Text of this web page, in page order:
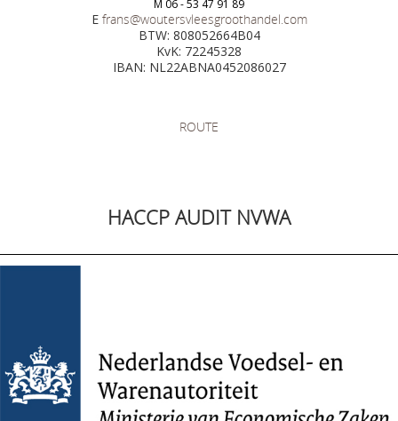
M 06 - 53 47 91 89
E frans@woutersvleesgroothandel.com
BTW: 808052664B04
KvK: 72245328
IBAN: NL22ABNA0452086027
ROUTE
HACCP AUDIT NVWA